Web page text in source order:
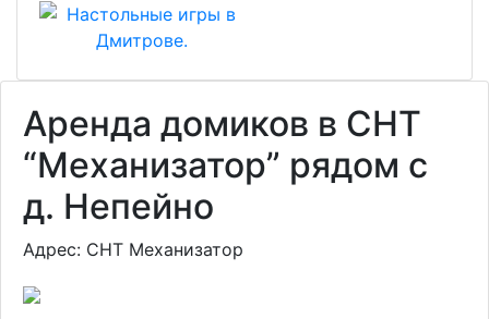
Аренда домиков в СНТ
“Механизатор” рядом с
д. Непейно
Адрес: СНТ Механизатор